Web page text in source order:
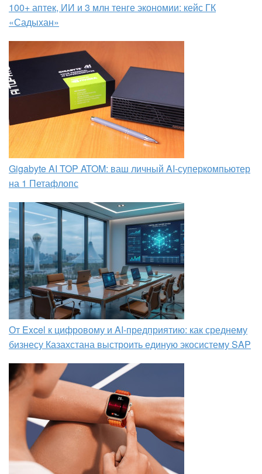
100+ аптек, ИИ и 3 млн тенге экономии: кейс ГК
«Садыхан»
Gigabyte AI TOP ATOM: ваш личный AI-суперкомпьютер
на 1 Петафлопс
От Excel к цифровому и AI‑предприятию: как среднему
бизнесу Казахстана выстроить единую экосистему SAP